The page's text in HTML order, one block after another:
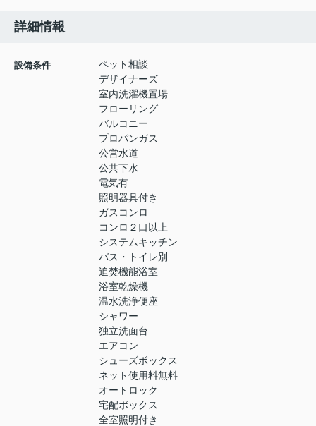
詳細情報
設備条件
ペット相談
デザイナーズ
室内洗濯機置場
フローリング
バルコニー
プロパンガス
公営水道
公共下水
電気有
照明器具付き
ガスコンロ
コンロ２口以上
システムキッチン
バス・トイレ別
追焚機能浴室
浴室乾燥機
温水洗浄便座
シャワー
独立洗面台
エアコン
シューズボックス
ネット使用料無料
オートロック
宅配ボックス
全室照明付き